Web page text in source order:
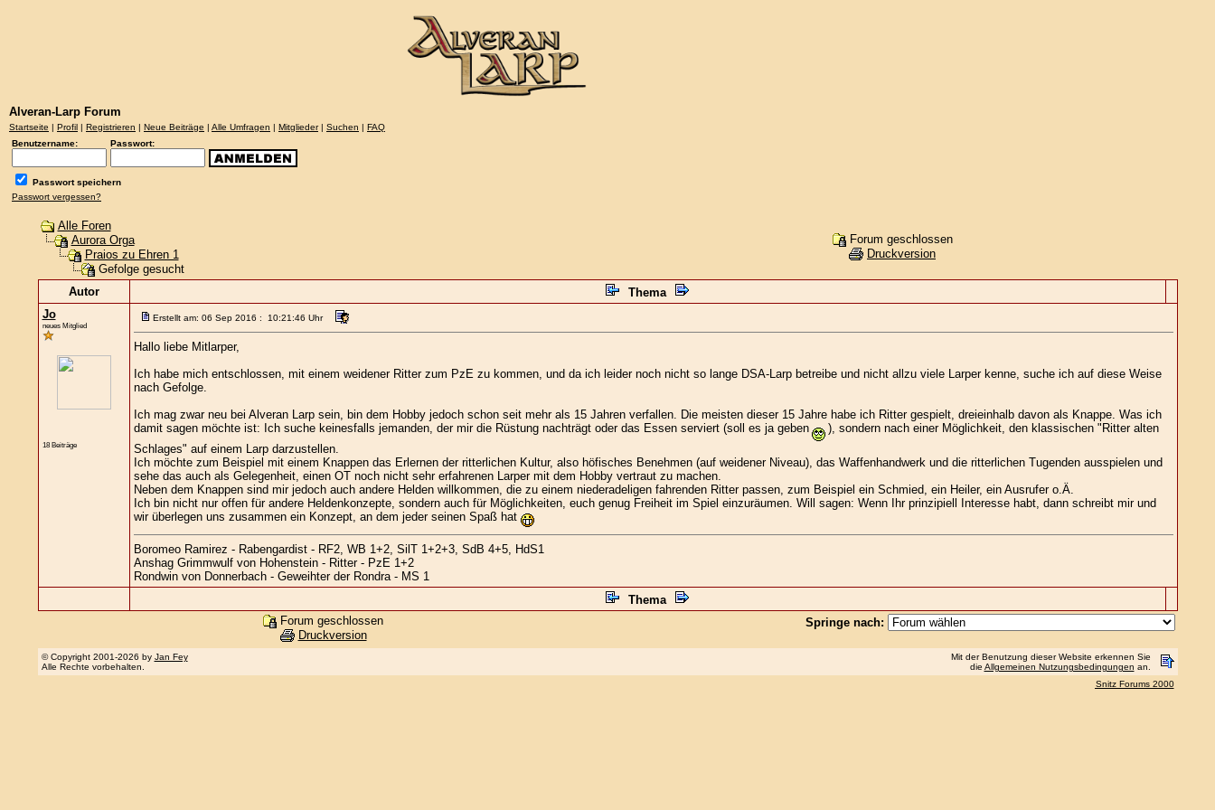
Alveran-Larp Forum
Startseite | Profil | Registrieren | Neue Beiträge | Alle Umfragen | Mitglieder| Suchen | FAQ
Benutzername:
Passwort:
Passwort speichern
Passwort vergessen?
Alle Foren
Aurora Orga
Praios zu Ehren 1
Gefolge gesucht
Forum geschlossen
Druckversion
Autor
Thema
Jo
neues Mitglied
18 Beiträge
Erstellt am: 06 Sep 2016 : 10:21:46 Uhr
Hallo liebe Mitlarper,
Ich habe mich entschlossen, mit einem weidener Ritter zum PzE zu kommen, und da ich leider noch nicht so lange DSA-Larp betreibe und nicht allzu viele Larper kenne, suche ich auf diese Weise
nach Gefolge.
Ich mag zwar neu bei Alveran Larp sein, bin dem Hobby jedoch schon seit mehr als 15 Jahren verfallen. Die meisten dieser 15 Jahre habe ich Ritter gespielt, dreieinhalb davon als Knappe. Was ich
damit sagen möchte ist: Ich suche keinesfalls jemanden, der mir die Rüstung nachträgt oder das Essen serviert (soll es ja geben
), sondern nach einer Möglichkeit, den klassischen "Ritter alten
Schlages" auf einem Larp darzustellen.
Ich möchte zum Beispiel mit einem Knappen das Erlernen der ritterlichen Kultur, also höfisches Benehmen (auf weidener Niveau), das Waffenhandwerk und die ritterlichen Tugenden ausspielen und
sehe das auch als Gelegenheit, einen OT noch nicht sehr erfahrenen Larper mit dem Hobby vertraut zu machen.
Neben dem Knappen sind mir jedoch auch andere Helden willkommen, die zu einem niederadeligen fahrenden Ritter passen, zum Beispiel ein Schmied, ein Heiler, ein Ausrufer o.Ä.
Ich bin nicht nur offen für andere Heldenkonzepte, sondern auch für Möglichkeiten, euch genug Freiheit im Spiel einzuräumen. Will sagen: Wenn Ihr prinzipiell Interesse habt, dann schreibt mir und
wir überlegen uns zusammen ein Konzept, an dem jeder seinen Spaß hat
Boromeo Ramirez - Rabengardist - RF2, WB 1+2, SilT 1+2+3, SdB 4+5, HdS1
Anshag Grimmwulf von Hohenstein - Ritter - PzE 1+2
Rondwin von Donnerbach - Geweihter der Rondra - MS 1
Thema
Forum geschlossen
Druckversion
Springe nach:
© Copyright 2001-2026 by Jan Fey
Alle Rechte vorbehalten.
Mit der Benutzung dieser Website erkennen Sie
die Allgemeinen Nutzungsbedingungen an.
Snitz Forums 2000